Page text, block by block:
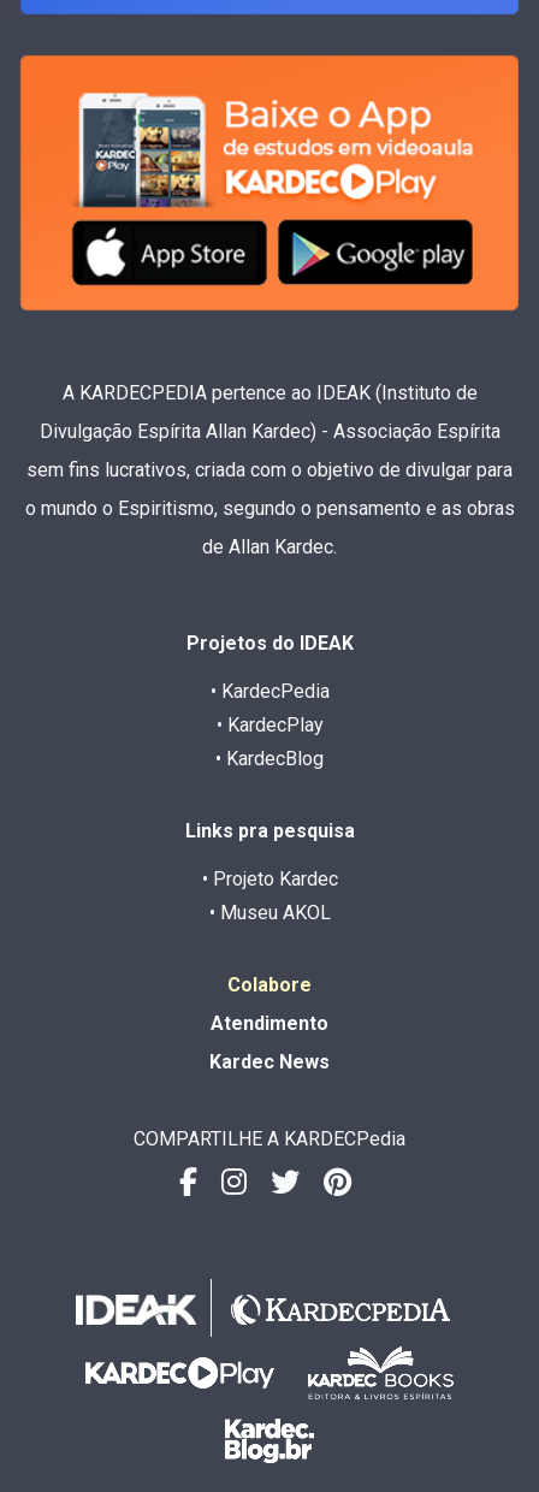
A KARDECPEDIA pertence ao IDEAK (Instituto de
Divulgação Espírita Allan Kardec) - Associação Espírita
sem fins lucrativos, criada com o objetivo de divulgar para
o mundo o Espiritismo, segundo o pensamento e as obras
de Allan Kardec.
Projetos do IDEAK
• KardecPedia
• KardecPlay
• KardecBlog
Links pra pesquisa
• Projeto Kardec
• Museu AKOL
Colabore
Atendimento
Kardec News
COMPARTILHE A KARDECPedia